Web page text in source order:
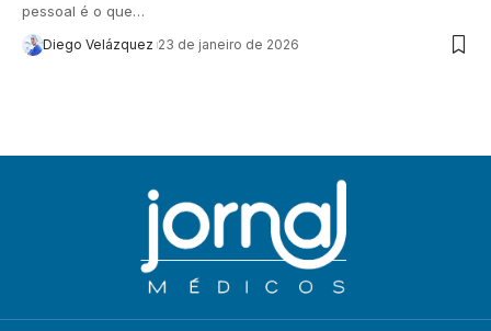
pessoal é o que…
Diego Velázquez 23 de janeiro de 2026